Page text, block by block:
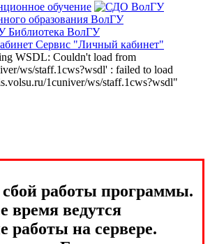
обучение
образования ВолГУ
Библиотека ВолГУ
Сервис "Личный кабинет"
WSDL: Couldn't load from
ws/staff.1cws?wsdl' : failed to load
1cuniver/ws/staff.1cws?wsdl"
работы программы.
время ведутся
работы на сервере.